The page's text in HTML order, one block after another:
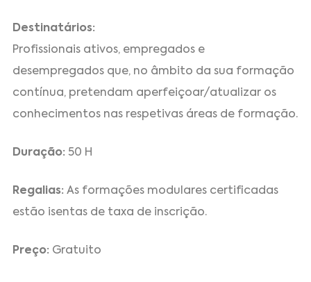
Destinatários:
Profissionais ativos, empregados e
desempregados que, no âmbito da sua formação
contínua, pretendam aperfeiçoar/atualizar os
conhecimentos nas respetivas áreas de formação.
Duração: 50 H
Regalias: As formações modulares certificadas
estão isentas de taxa de inscrição.
Preço: Gratuito